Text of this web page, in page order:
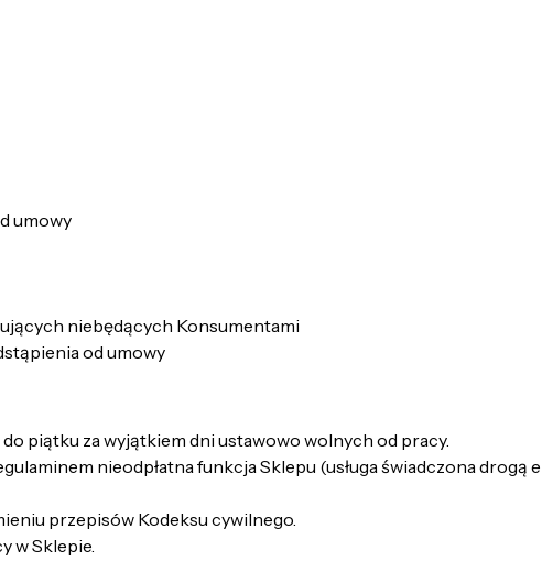
umowy
niebędących Konsumentami
od umowy
do piątku za wyjątkiem dni ustawowo wolnych od pracy.
nieodpłatna funkcja Sklepu (usługa świadczona
przepisów Kodeksu cywilnego.
w Sklepie.